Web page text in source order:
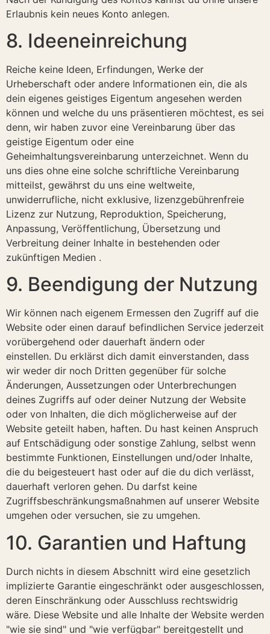
Erlaubnis kein neues Konto anlegen.
8. Ideeneinreichung
Reiche keine Ideen, Erfindungen, Werke der
Urheberschaft oder andere Informationen ein, die als
dein eigenes geistiges Eigentum angesehen werden
können und welche du uns präsentieren möchtest, es sei
denn, wir haben zuvor eine Vereinbarung über das
geistige Eigentum oder eine
Geheimhaltungsvereinbarung unterzeichnet. Wenn du
uns dies ohne eine solche schriftliche Vereinbarung
mitteilst, gewährst du uns eine weltweite,
unwiderrufliche, nicht exklusive, lizenzgebührenfreie
Lizenz zur Nutzung, Reproduktion, Speicherung,
Anpassung, Veröffentlichung, Übersetzung und
Verbreitung deiner Inhalte in bestehenden oder
zukünftigen Medien .
9. Beendigung der Nutzung
Wir können nach eigenem Ermessen den Zugriff auf die
Website oder einen darauf befindlichen Service jederzeit
vorübergehend oder dauerhaft ändern oder
einstellen. Du erklärst dich damit einverstanden, dass
wir weder dir noch Dritten gegenüber für solche
Änderungen, Aussetzungen oder Unterbrechungen
deines Zugriffs auf oder deiner Nutzung der Website
oder von Inhalten, die dich möglicherweise auf der
Website geteilt haben, haften. Du hast keinen Anspruch
auf Entschädigung oder sonstige Zahlung, selbst wenn
bestimmte Funktionen, Einstellungen und/oder Inhalte,
die du beigesteuert hast oder auf die du dich verlässt,
dauerhaft verloren gehen. Du darfst keine
Zugriffsbeschränkungsmaßnahmen auf unserer Website
umgehen oder versuchen, sie zu umgehen.
10. Garantien und Haftung
Durch nichts in diesem Abschnitt wird eine gesetzlich
implizierte Garantie eingeschränkt oder ausgeschlossen,
deren Einschränkung oder Ausschluss rechtswidrig
wäre. Diese Website und alle Inhalte der Website werden
"wie sie sind" und "wie verfügbar" bereitgestellt und